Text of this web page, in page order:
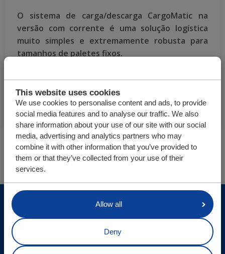
This website uses cookies
We use cookies to personalise content and ads, to provide
social media features and to analyse our traffic. We also
share information about your use of our site with our social
media, advertising and analytics partners who may
combine it with other information that you’ve provided to
them or that they’ve collected from your use of their
services.
Allow all
Deny
O sistema de carga/descarga CargoMatic na
versão com corrente é uma solução logística
muito simples e extremamente robusta para
tamanhos de paletes fixos.
Sistema de corrente
Você está aqui: CargoMatic Produtos
© Cargo Floor B.V. Byte 14, 7741 MK Coevorden, The
Atualizações locais
Declaração de confidencialidade